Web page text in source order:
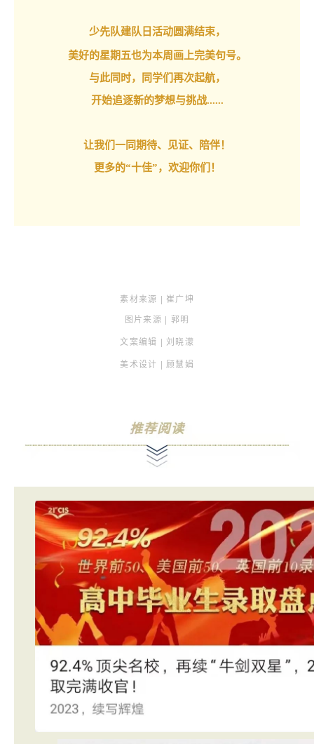
少先队建队日活动圆满结束，
美好的星期五也为本周画上完美句号。
与此同时，同学们再次起航，
开始追逐新的梦想与挑战......
让我们一同期待、见证、陪伴！
更多的“十佳”，欢迎你们！
素材来源 | 崔广坤
图片来源 | 郭明
文案编辑 | 刘晓濛
美术设计 | 顾慧娟